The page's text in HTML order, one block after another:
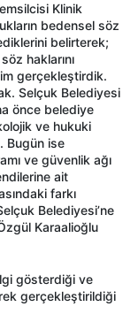
Klinik
bedensel söz
belirterek;
haklarını
gerçekleştirdik.
Selçuk Belediyesi
önce belediye
ve hukuki
Bugün ise
ve güvenlik ağı
ait
farkı
Belediyesi’ne
Karaalioğlu
gösterdiği ve
gerçekleştirildiği